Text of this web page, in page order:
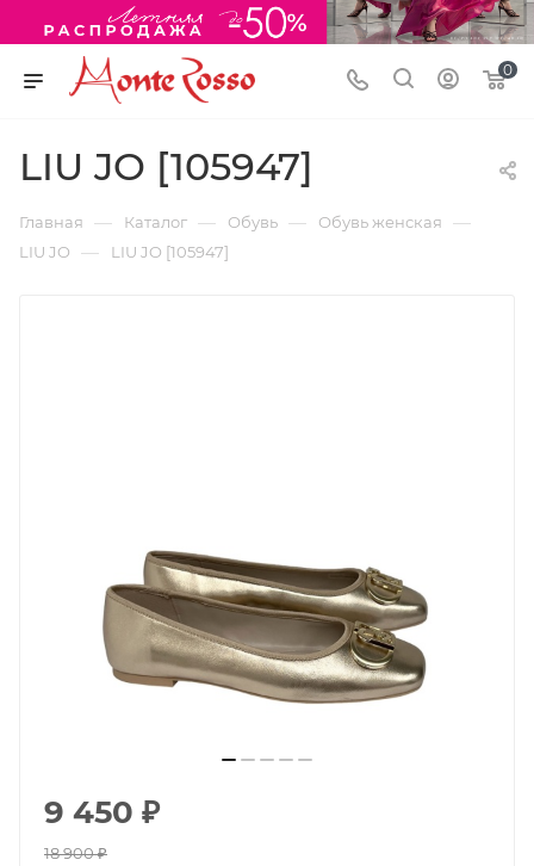
0
LIU JO [105947]
Главная — Каталог — Обувь — Обувь женская —
LIU JO — LIU JO [105947]
9 450 ₽
18 900₽